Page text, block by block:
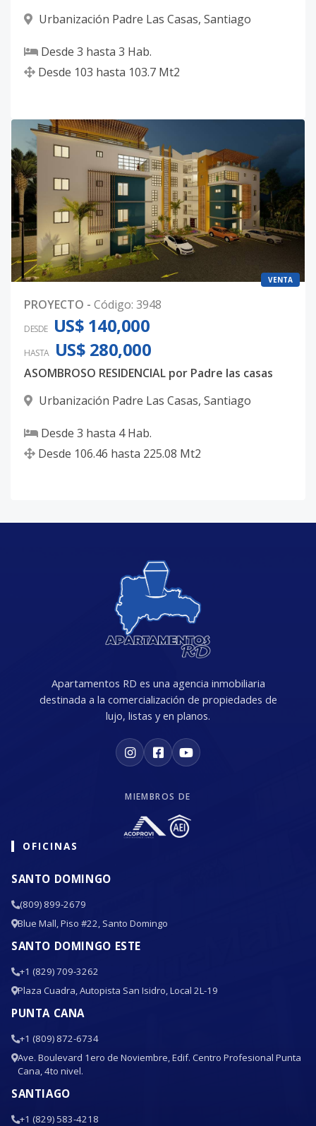
Urbanización Padre Las Casas, Santiago
Desde 3 hasta 3 Hab.
Desde 103 hasta 103.7 Mt2
VENTA
PROYECTO - Código: 3948
DESDE US$ 140,000
HASTA US$ 280,000
ASOMBROSO RESIDENCIAL por Padre las casas
Urbanización Padre Las Casas, Santiago
Desde 3 hasta 4Hab.
Desde 106.46 hasta 225.08 Mt2
Apartamentos RD es una agencia inmobiliaria
destinada a la comercialización de propiedades de
lujo, listas y en planos.
MIEMBROS DE
OFICINAS
SANTO DOMINGO
(809) 899-2679
Blue Mall, Piso #22, Santo Domingo
SANTO DOMINGO ESTE
+1 (829) 709-3262
Plaza Cuadra, Autopista San Isidro, Local 2L-19
PUNTA CANA
+1 (809) 872-6734
Ave. Boulevard 1ero de Noviembre, Edif. Centro Profesional Punta
Cana, 4to nivel.
SANTIAGO
+1 (829) 583-4218